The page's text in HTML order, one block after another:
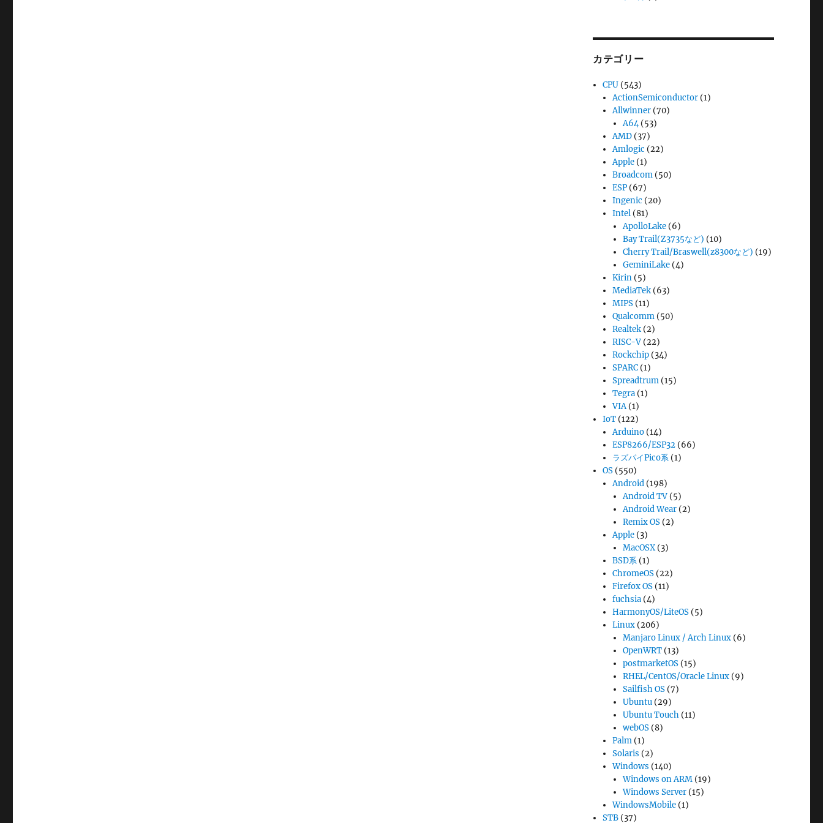
カテゴリー
CPU (543)
ActionSemiconductor (1)
Allwinner (70)
A64(53)
AMD (37)
Amlogic (22)
Apple (1)
Broadcom (50)
ESP (67)
Ingenic (20)
Intel (81)
ApolloLake(6)
Bay Trail(Z3735など) (10)
Cherry Trail/Braswell(z8300など) (19)
GeminiLake(4)
Kirin (5)
MediaTek (63)
MIPS (11)
Qualcomm (50)
Realtek (2)
RISC-V (22)
Rockchip (34)
SPARC (1)
Spreadtrum (15)
Tegra (1)
VIA(1)
IoT (122)
Arduino (14)
ESP8266/ESP32 (66)
ラズパイPico系 (1)
OS (550)
Android (198)
Android TV(5)
Android Wear(2)
Remix OS(2)
Apple (3)
MacOSX(3)
BSD系 (1)
ChromeOS (22)
Firefox OS (11)
fuchsia (4)
HarmonyOS/LiteOS (5)
Linux (206)
Manjaro Linux / Arch Linux(6)
OpenWRT(13)
postmarketOS(15)
RHEL/CentOS/Oracle Linux(9)
Sailfish OS(7)
Ubuntu(29)
Ubuntu Touch(11)
webOS(8)
Palm (1)
Solaris (2)
Windows (140)
Windows on ARM(19)
Windows Server(15)
WindowsMobile (1)
STB (37)